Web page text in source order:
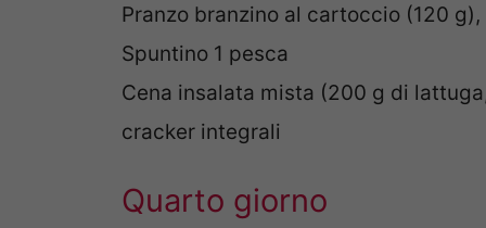
Pranzo branzino al cartoccio (120
Spuntino 1 pesca
Cena insalata mista (200 g di
cracker integrali
Quarto giorno